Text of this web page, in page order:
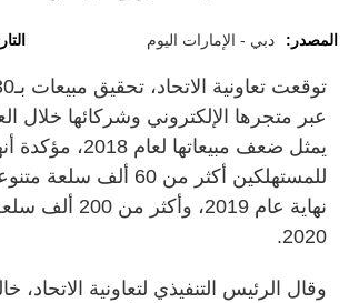
المصدر: دبي - الإمارات اليوم
عبر متجرها الإلكتروني وشركائها خلال
يمثل ضعف مبيعاتها لعام
للمستهلكين أكثر من 60 ألف
نهاية عام 2019،
2020.
وقال الرئيس التنفيذي لتعاونية الاتحاد،